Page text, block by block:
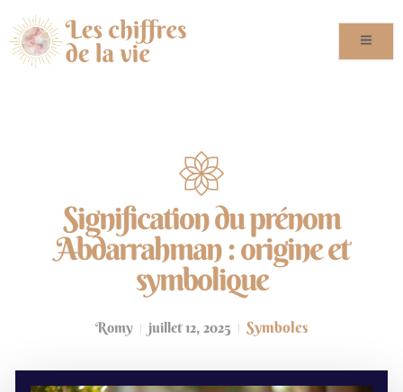
Signification du prénom
Abdarrahman : origine et
symbolique
Romy juillet 12, 2025 Symboles